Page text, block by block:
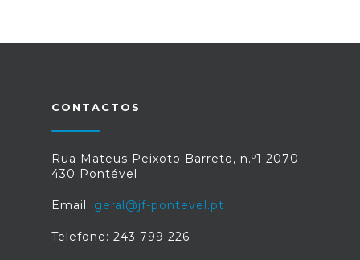
CONTACTOS
Rua Mateus Peixoto Barreto, n.º1 2070-
430 Pontével
Email: geral@jf-pontevel.pt
Telefone: 243 799 226